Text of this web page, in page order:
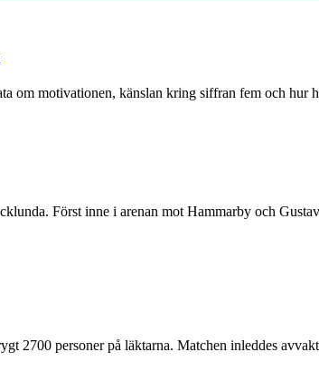
om motivationen, känslan kring siffran fem och hur
Först inne i arenan mot Hammarby och
2700 personer på läktarna. Matchen inleddes